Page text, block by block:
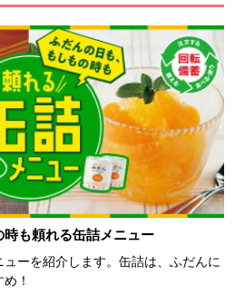
も頼れる缶詰メニュー
ーを紹介します。缶詰は、ふだんに
！